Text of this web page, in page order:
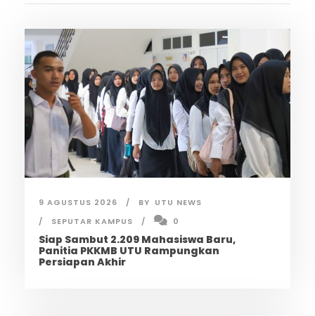
9 AGUSTUS 2026 BY UTU NEWS
SEPUTAR KAMPUS
0
Siap Sambut 2.209 Mahasiswa Baru,
Panitia PKKMB UTU Rampungkan
Persiapan Akhir